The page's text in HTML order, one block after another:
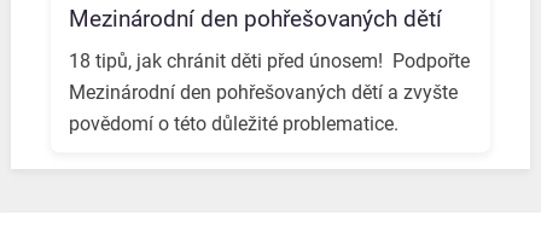
Mezinárodní den pohřešovaných dětí
18 tipů, jak chránit děti před únosem! ️ Podpořte
Mezinárodní den pohřešovaných dětí a zvyšte
povědomí o této důležité problematice. ️